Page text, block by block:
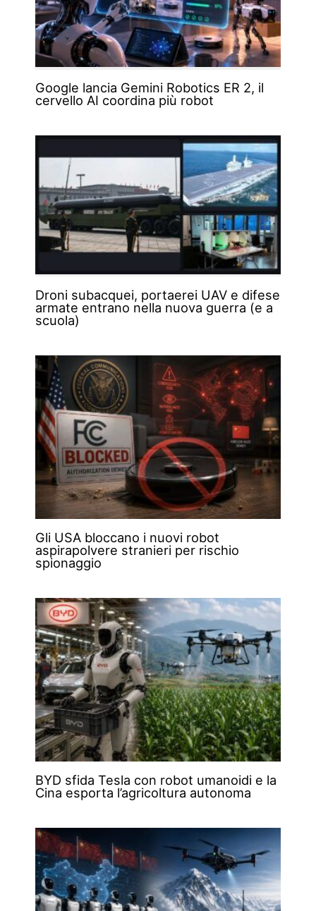
Google lancia Gemini Robotics ER 2, il
cervello AI coordina più robot
Droni subacquei, portaerei UAV e difese
armate entrano nella nuova guerra (e a
scuola)
Gli USA bloccano i nuovi robot
aspirapolvere stranieri per rischio
spionaggio
BYD sfida Tesla con robot umanoidi e la
Cina esporta l’agricoltura autonoma